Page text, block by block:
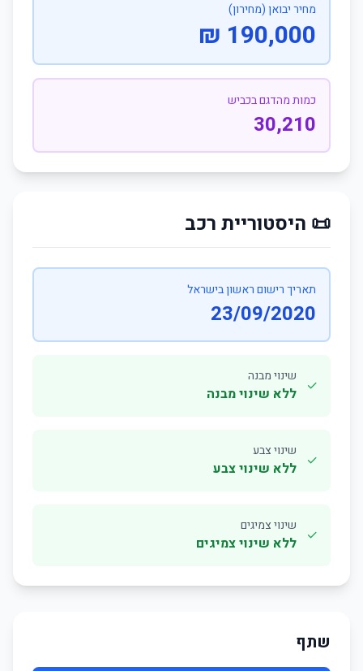
מחיר יבואן (מחירון)
190,000 ₪
כמות מהדגם בכביש
30,210
📜 היסטוריית רכב
תאריך רישום ראשון בישראל
23/09/2020
✓
שינוי מבנה
ללא שינוי מבנה
✓
שינוי צבע
ללא שינוי צבע
✓
שינוי צמיגים
ללא שינוי צמיגים
שתף